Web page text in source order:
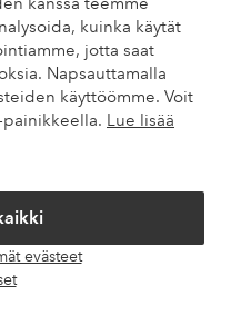
kuinka käytät
jotta saat
Napsauttamalla
käyttöömme. Voit
painikkeella. Lue lisää
evästeet